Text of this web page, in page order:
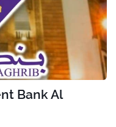
Bank Al